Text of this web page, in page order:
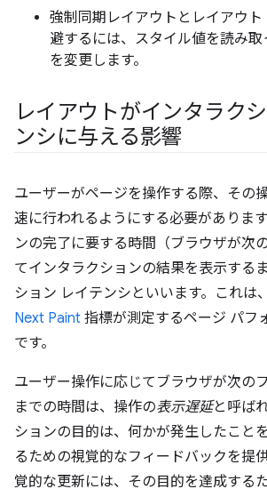
強制同期レイアウトとレイアウト
避するには、スタイル値を読み
を変更します。
レイアウトがインタラク
ンシに与える影響
ユーザーがページを操作する際、その
速に行われるようにする必要がありま
ンの完了に要する時間（ブラウザが次
てインタラクションの結果を表示する
ション レイテンシといいます。
これは、
Next Paint 指標が測定するページ パフ
です。
ユーザー操作に応じてブラウザが次の
までの時間は、操作の表示遅延と呼ば
ションの目的は、何かが発生したこと
るための視覚的なフィードバックを提
覚的な更新には、その目的を達成する